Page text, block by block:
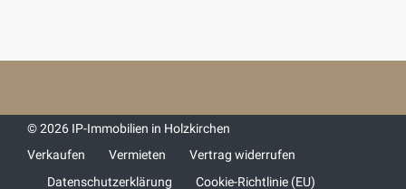
© 2026 IP-Immobilien in Holzkirchen
Verkaufen
Vermieten
Vertrag widerrufen
Datenschutzerklärung
Cookie-Richtlinie (EU)